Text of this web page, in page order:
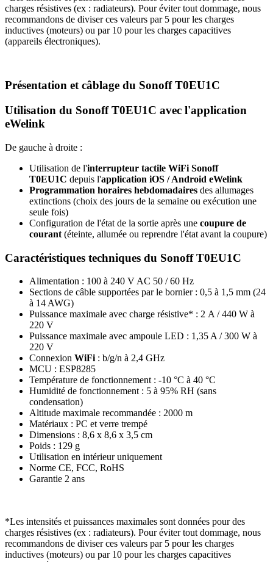
charges résistives (ex : radiateurs). Pour éviter tout dommage, nous
recommandons de diviser ces valeurs par 5 pour les charges
inductives (moteurs) ou par 10 pour les charges capacitives
(appareils électroniques).
Présentation et câblage du Sonoff T0EU1C
Utilisation du Sonoff T0EU1C avec l'application
eWelink
De gauche à droite :
Utilisation de l'interrupteur tactile WiFi Sonoff
T0EU1C depuis l'application iOS / Android eWelink
Programmation horaires hebdomadaires des allumages
extinctions (choix des jours de la semaine ou exécution une
seule fois)
Configuration de l'état de la sortie après une coupure de
courant (éteinte, allumée ou reprendre l'état avant la coupure)
Caractéristiques techniques du Sonoff T0EU1C
Alimentation : 100 à 240 V AC 50 / 60 Hz
Sections de câble supportées par le bornier : 0,5 à 1,5 mm (24
à 14 AWG)
Puissance maximale avec charge résistive* : 2 A / 440 W à
220 V
Puissance maximale avec ampoule LED : 1,35 A / 300 W à
220 V
Connexion WiFi : b/g/n à 2,4 GHz
MCU : ESP8285
Température de fonctionnement : -10 °C à 40 °C
Humidité de fonctionnement : 5 à 95% RH (sans
condensation)
Altitude maximale recommandée : 2000 m
Matériaux : PC et verre trempé
Dimensions : 8,6 x 8,6 x 3,5 cm
Poids : 129 g
Utilisation en intérieur uniquement
Norme CE, FCC, RoHS
Garantie 2 ans
*Les intensités et puissances maximales sont données pour des
charges résistives (ex : radiateurs). Pour éviter tout dommage, nous
recommandons de diviser ces valeurs par 5 pour les charges
inductives (moteurs) ou par 10 pour les charges capacitives